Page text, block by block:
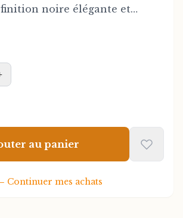
noire élégante et
ils ajoutent une touche de
ou bureau. Parfaits
des chevaux et les
intérieure
et extrêmement durables,
maintiennent vos livres
tout en servant de véritables
Leur poids et leur
au panier
Continuer mes achats